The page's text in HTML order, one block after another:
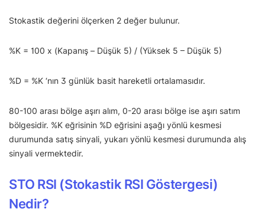
Stokastik değerini ölçerken 2 değer bulunur.
%K = 100 x (Kapanış – Düşük 5) / (Yüksek 5 – Düşük 5)
%D = %K ‘nın 3 günlük basit hareketli ortalamasıdır.
80-100 arası bölge aşırı alım, 0-20 arası bölge ise aşırı satım
bölgesidir. %K eğrisinin %D eğrisini aşağı yönlü kesmesi
durumunda satış sinyali, yukarı yönlü kesmesi durumunda alış
sinyali vermektedir.
STO RSI (Stokastik RSI Göstergesi)
Nedir?